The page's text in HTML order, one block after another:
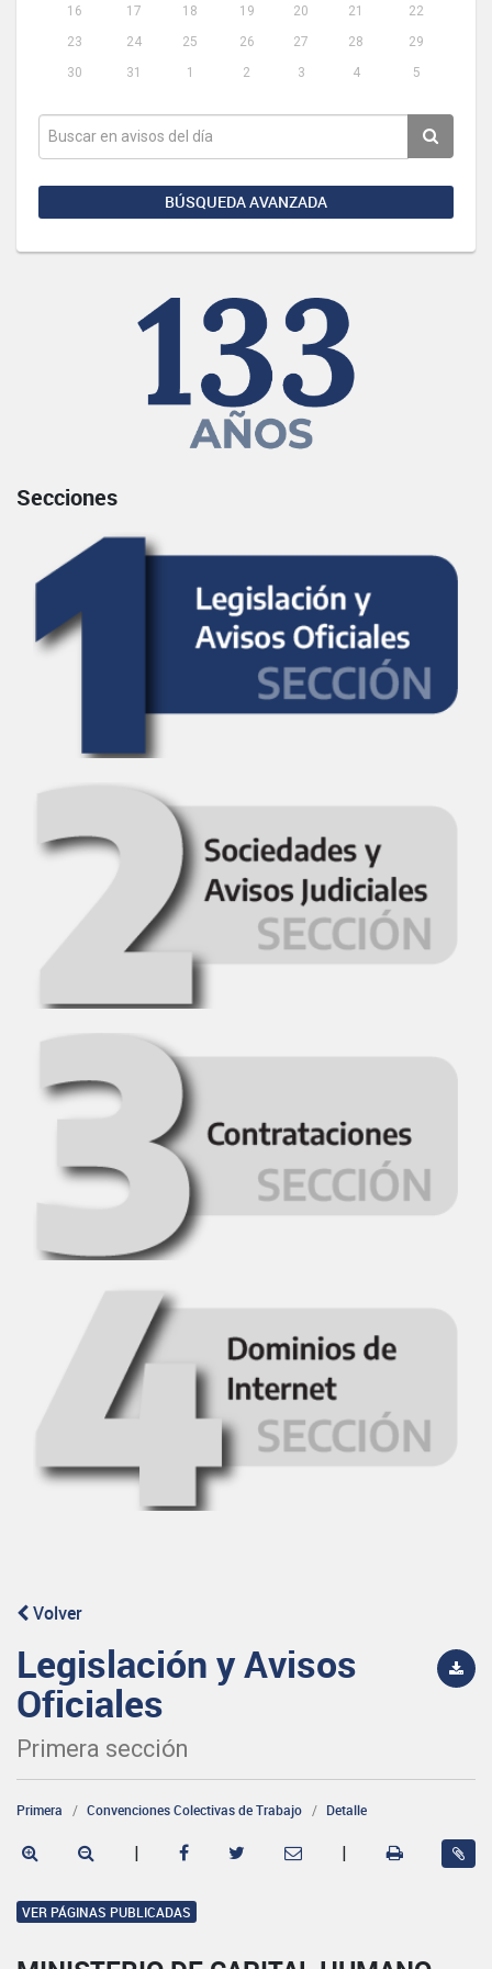
16
17 18 19 20 21
22
23
24 25 26 27 28
29
30
31 1 2 3 4 5
BÚSQUEDA AVANZADA
Secciones
Volver
Legislación y Avisos
Oficiales
Primera sección
Primera Convenciones Colectivas de Trabajo Detalle
| |
VER PÁGINAS PUBLICADAS